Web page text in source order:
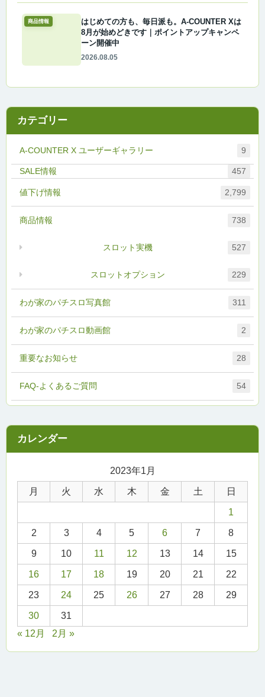
商品情報
はじめての方も、毎日派も。A-COUNTER Xは
8月が始めどきです｜ポイントアップキャンペ
ーン開催中
2026.08.05
カテゴリー
A-COUNTER X ユーザーギャラリー 9
FAQ-よくあるご質問 54
457
わが家のパチスロ写真館 311
わが家のパチスロ動画館 2
値下げ情報 2,799
商品情報 738
スロットオプション 229
スロット実機 527
重要なお知らせ 28
2023年1月
月 火 水 木 金 土 日
1
2 3 4 5 6 7 8
9 10 11 12 13 14 15
16 17 18 19 20 21 22
23 24 25 26 27 28 29
30
31
« 12月
2月 »